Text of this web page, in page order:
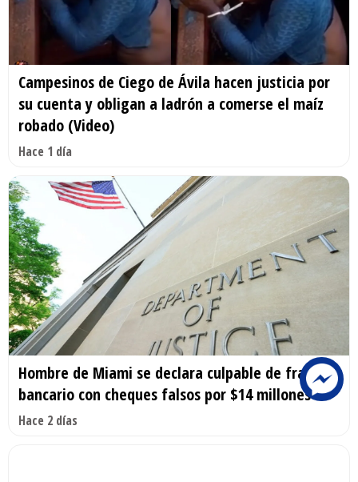
Campesinos de Ciego de Ávila hacen justicia por
su cuenta y obligan a ladrón a comerse el maíz
robado (Video)
Hace 1 día
Hombre de Miami se declara culpable de fraude
bancario con cheques falsos por $14 millones
Hace 2 días